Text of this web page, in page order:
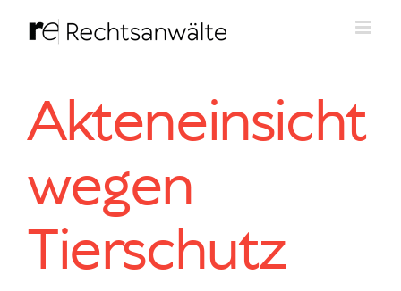
Inhalt
Akteneinsicht
wegen
Tierschutz